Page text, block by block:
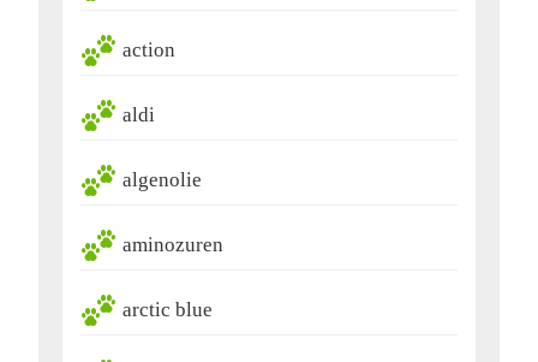
action
aldi
algenolie
aminozuren
arctic blue